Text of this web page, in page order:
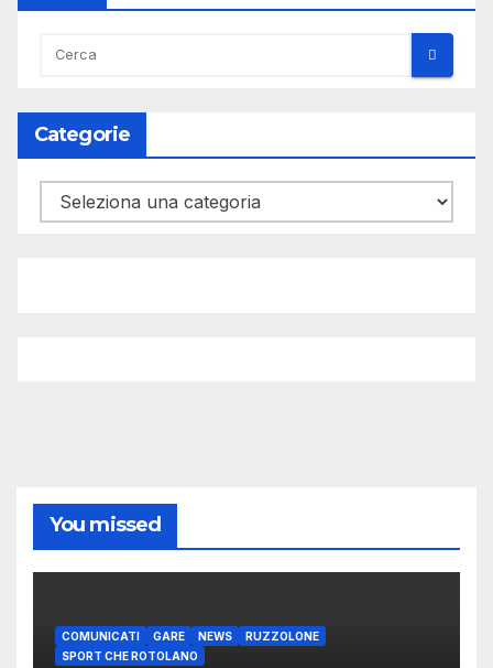
Categorie
Categorie
You missed
COMUNICATI GARE NEWS
RUZZOLONE
SPORT CHE ROTOLANO